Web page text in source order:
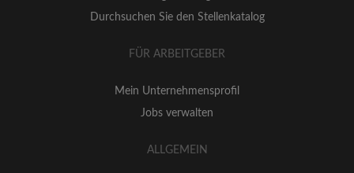
Durchsuchen Sie den Stellenkatalog
FÜR ARBEITGEBER
Mein Unternehmensprofil
Jobs verwalten
ALLGEMEIN